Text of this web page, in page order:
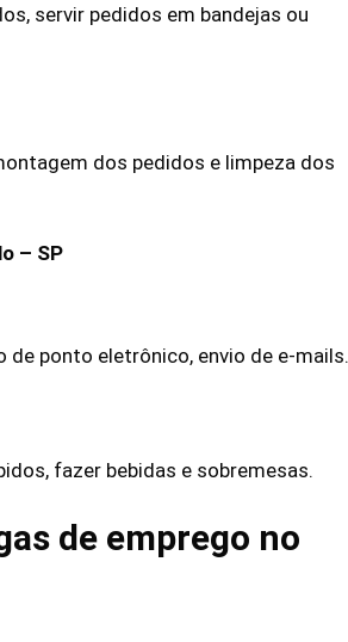
servir pedidos em bandejas ou
dos pedidos e limpeza dos
– SP
de ponto eletrônico, envio de e-mails.
fazer bebidas e sobremesas.
de emprego no